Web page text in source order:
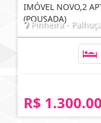
IMÓVEL NOVO,2
(POUSADA)
Pinheira - Palhoça
R$